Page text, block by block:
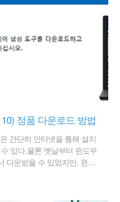
는 Acronis Official Online
문을 보냄으로써 고객님께
와 구매 계약을 체결하시게
가 고객님의 주문 관련 질
정품 다운로드 방법
간단히 인터넷을 통해 설치
있다.물론 옛날부터 윈도우
다운받을 수 있었지만, 윈도
체가 거의 죽은 지금의 시